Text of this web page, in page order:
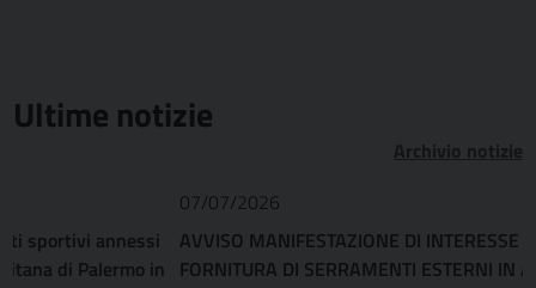
Ultime notizie
AVVISO MANIFESTAZIONE DI INTERESSE PER LA
FORNITURA DI SERRAMENTI ESTERNI IN ALLUMINIO